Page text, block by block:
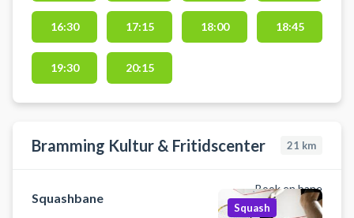
squashbane-vejen #spil-squash-
vejen16:30 17:15 18:00 18:45
19:30 20:15
Bramming Kultur & Fritidscenter 21 km
Book en bane
Squashbane
Squash